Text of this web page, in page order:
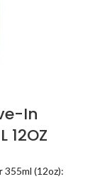
In
12OZ
355ml (12oz):